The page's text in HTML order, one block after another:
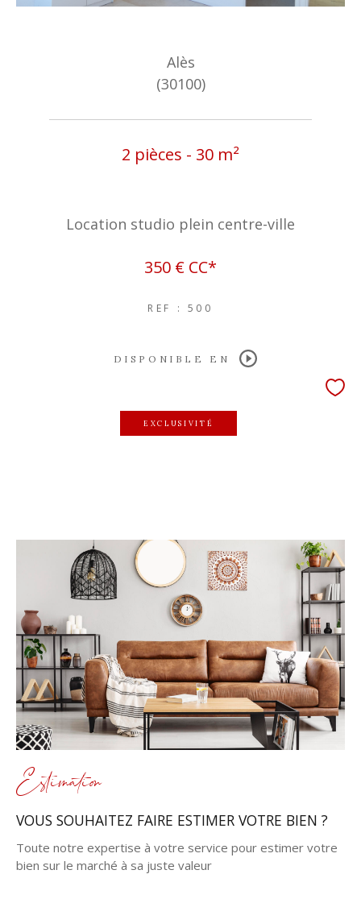
Alès
(30100)
2 pièces - 30 m²
Location studio plein centre-ville
350 € CC*
REF : 500
DISPONIBLE EN
EXCLUSIVITÉ
Estimation
VOUS SOUHAITEZ FAIRE ESTIMER VOTRE BIEN ?
Toute notre expertise à votre service pour estimer votre
bien sur le marché à sa juste valeur